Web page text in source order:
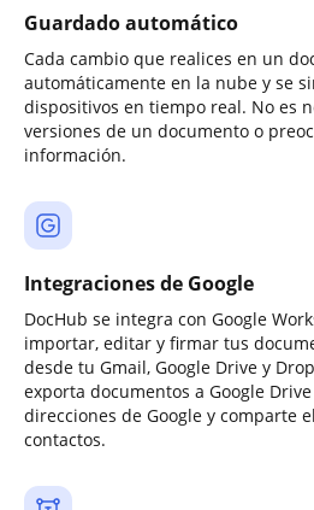
Guardado automático
Cada cambio que realices en un
automáticamente en la nube y se
dispositivos en tiempo real. No es
versiones de un documento o
información.
Integraciones de Google
DocHub se integra con Google
importar, editar y firmar tus
desde tu Gmail, Google Drive y
exporta documentos a Google
direcciones de Google y comparte
contactos.